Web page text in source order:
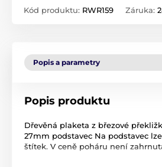
Kód produktu: RWR159 Záruka:
Popis a parametry
Popis produktu
Dřevěná plaketa z březové
27mm podstavec Na podstavec
štítek. V ceně poháru není